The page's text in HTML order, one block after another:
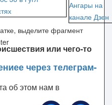
или чего-то
об этом нам в
выделите фрагмент